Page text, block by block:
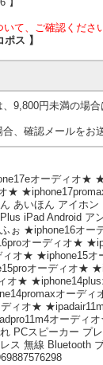
て、ご確認くださ
ス 】
9,800円未満の場合
、確認メールをお
オーディオ★
★
あいほん アイホン
iPad Android ア
ふぉ ★iphone16オ
オーディオ★
オ★ ★iphone15オ
オーディオ★
オ★
オーデ
ィオ★
オーディ
PCスピーカー プ
ス 無線 Bluetooth